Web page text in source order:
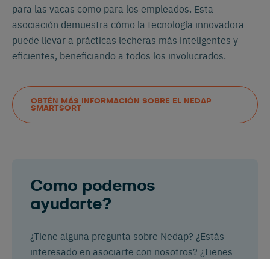
para las vacas como para los empleados. Esta
asociación demuestra cómo la tecnología innovadora
puede llevar a prácticas lecheras más inteligentes y
eficientes, beneficiando a todos los involucrados.
OBTÉN MÁS INFORMACIÓN SOBRE EL NEDAP
SMARTSORT
Como podemos
ayudarte?
¿Tiene alguna pregunta sobre Nedap? ¿Estás
interesado en asociarte con nosotros? ¿Tienes